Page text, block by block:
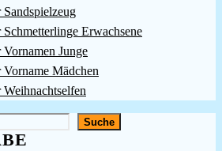
Erwachsene
Junge
Mädchen
Suche